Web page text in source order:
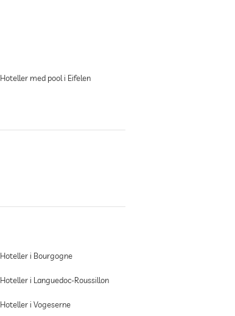
Hoteller med pool i Eifelen
Hoteller i Bourgogne
Hoteller i Languedoc-Roussillon
Hoteller i Vogeserne